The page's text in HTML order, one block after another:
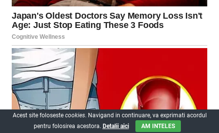
Acest site foloseste cookies. Navigand in continuare, va exprimati acordul
pentru folosirea acestora. Detalii aici AM INTELES